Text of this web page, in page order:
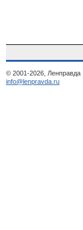
© 2001-2026, Ленправда
info@lenpravda.ru